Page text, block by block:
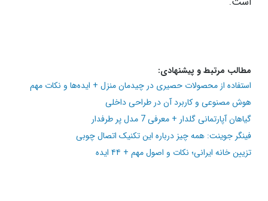
حتی می‌توانید جعبه‌های مصنوعی را طوری بپیچید که شبیه
هدایای کریسمس شوند تا آن‌ها را زیر درخت خود قرار
دهید. مقداری روبان زیبا، چند زیور آلات با کاغذ کادو کافی
است.